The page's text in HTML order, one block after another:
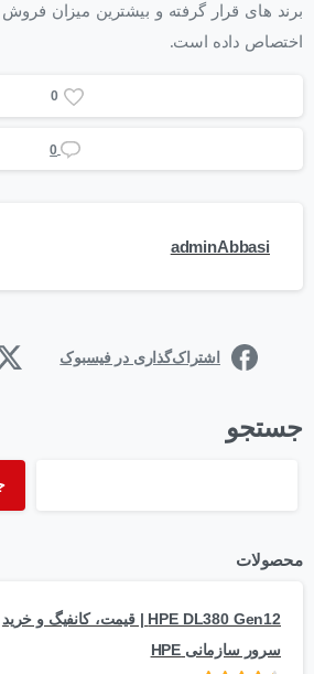
برند های قرار گرفته و بیشترین میزان
اختصاص داده است.
0
0
adminAbbasi
اشتراک‌گذاری در فیسبوک
جستجو
محصولات
HPE DL380 Gen12 | قیمت، کانفیگ و خرید
سرور سازمانی HPE